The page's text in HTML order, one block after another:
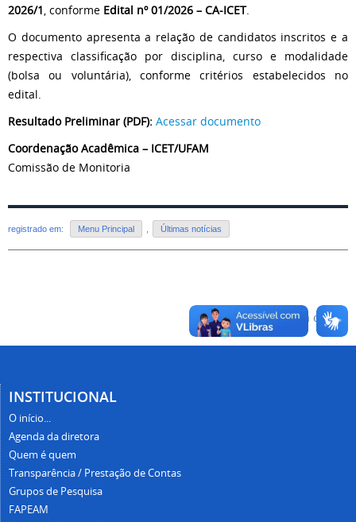
2026/1, conforme Edital nº 01/2026 – CA-ICET.
O documento apresenta a relação de candidatos inscritos e a
respectiva classificação por disciplina, curso e modalidade
(bolsa ou voluntária), conforme critérios estabelecidos no
edital.
Resultado Preliminar (PDF): Acessar documento
Coordenação Acadêmica – ICET/UFAM
Comissão de Monitoria
registrado em: Menu Principal Últimas notícias
Voltar para o topo
INSTITUCIONAL
O início...
Agenda da diretora
Quem é quem
Transparência / Prestação de Contas
Grupos de Pesquisa
FAPEAM